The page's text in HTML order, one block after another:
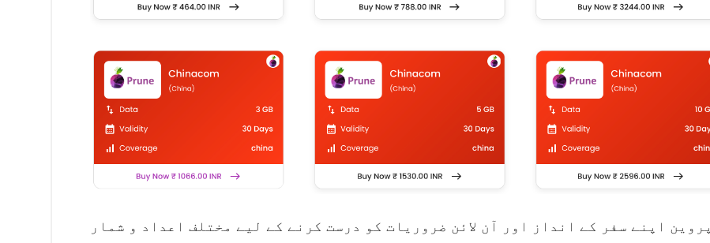
پروین اپنے سفر کے انداز اور آن لائن ضروریات کو درست کرنے کے لیے مختلف اعداد و شمار